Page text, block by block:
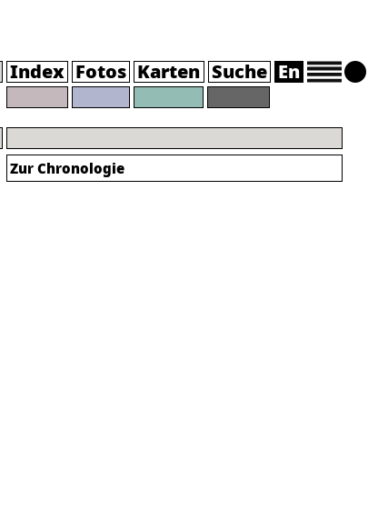
Index Fotos Karten Suche En
Zur Chronologie